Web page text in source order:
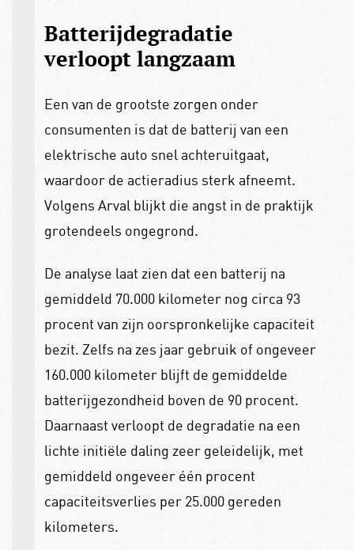
Batterijdegradatie
verloopt langzaam
Een van de grootste zorgen onder
consumenten is dat de batterij van een
elektrische auto snel achteruitgaat,
waardoor de actieradius sterk afneemt.
Volgens Arval blijkt die angst in de praktijk
grotendeels ongegrond.
De analyse laat zien dat een batterij na
gemiddeld 70.000 kilometer nog circa 93
procent van zijn oorspronkelijke capaciteit
bezit. Zelfs na zes jaar gebruik of ongeveer
160.000 kilometer blijft de gemiddelde
batterijgezondheid boven de 90 procent.
Daarnaast verloopt de degradatie na een
lichte initiële daling zeer geleidelijk, met
gemiddeld ongeveer één procent
capaciteitsverlies per 25.000 gereden
kilometers.